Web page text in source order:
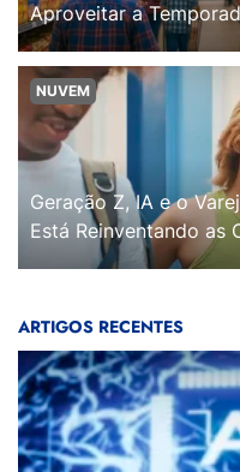
Aproveitar a
NUVEM
Geração Z, IA e o
Está Reinventando as
ARTIGOS RECENTES